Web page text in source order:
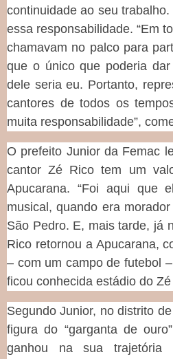
continuidade ao seu
essa responsabilidade. “Em
chamavam no palco para
que o único que poderia
dele seria eu. Portanto,
cantores de todos os
muita responsabilidade”,
O prefeito Junior da Femac
cantor Zé Rico tem um
Apucarana. “Foi aqui que
musical, quando era
São Pedro. E, mais tarde, já
Rico retornou a Apucarana,
– com um campo de futebol
ficou conhecida estádio do
Segundo Junior, no distrito
figura do “garganta de
ganhou na sua trajetória